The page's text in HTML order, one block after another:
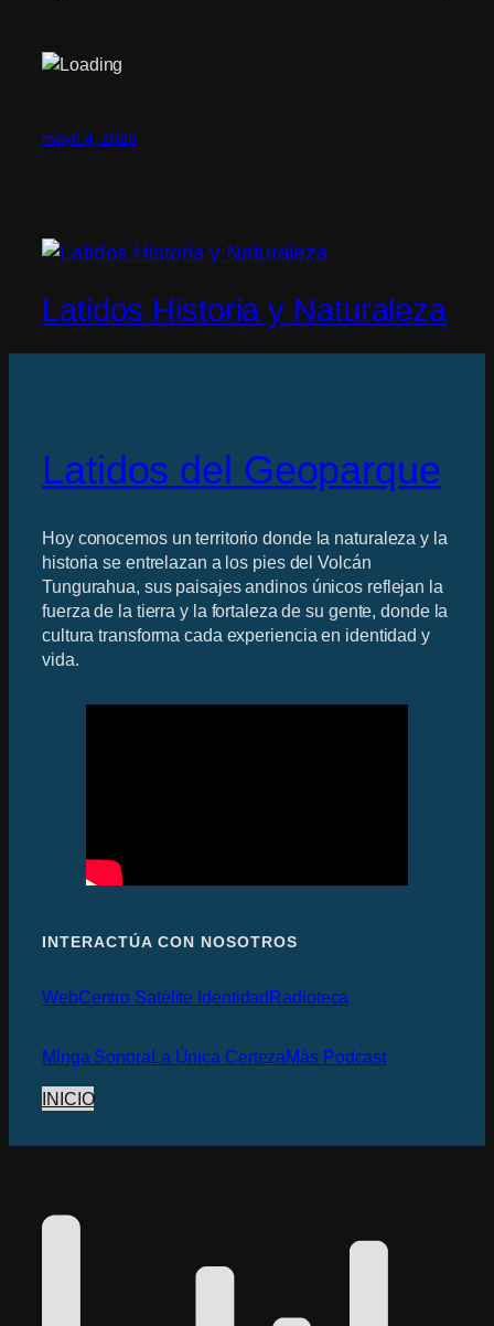
mayo 4, 2026
Latidos Historia y Naturaleza
Latidos del Geoparque
Hoy conocemos un territorio donde la naturaleza y la
historia se entrelazan a los pies del Volcán
Tungurahua, sus paisajes andinos únicos reflejan la
fuerza de la tierra y la fortaleza de su gente, donde la
cultura transforma cada experiencia en identidad y
vida.
INTERACTÚA CON NOSOTROS
WebCentro Satélite IdentidadRadioteca
Minga SonoraLa Única CertezaMás Podcast
INICIO